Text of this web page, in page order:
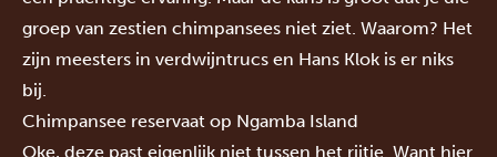
groep van zestien chimpansees niet ziet. Waarom? Het
zijn meesters in verdwijntrucs en Hans Klok is er niks
bij.
Chimpansee reservaat op Ngamba Island
Oke, deze past eigenlijk niet tussen het rijtje. Want hier